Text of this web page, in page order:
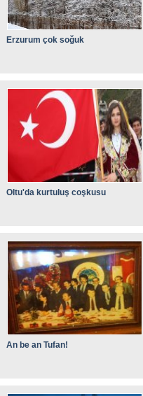
Erzurum çok soğuk
Oltu'da kurtuluş coşkusu
An be an Tufan!